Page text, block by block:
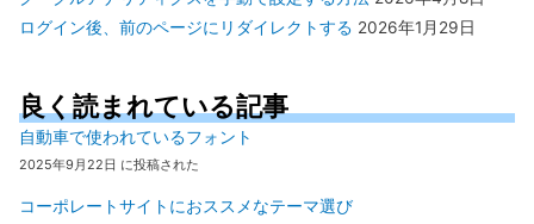
ログイン後、前のページにリダイレクトする 2026年1月29日
良く読まれている記事
自動車で使われているフォント
2025年9月22日 に投稿された
コーポレートサイトにおススメなテーマ選び